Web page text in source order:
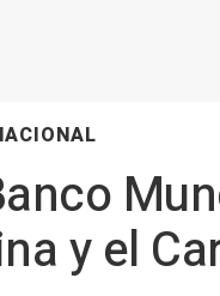
y el